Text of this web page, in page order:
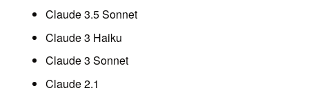
Claude 3.5 Sonnet
Claude 3 Haiku
Claude 3 Sonnet
Claude 2.1